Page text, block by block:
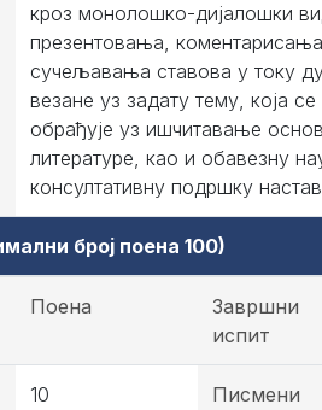
кроз монолошко-дијалошки
презентовања,
сучељавања ставова у току
везане уз задату тему, која
обрађује уз ишчитавање
литературе, као и обавезну
консултативну подршку
број поена 100)
Поена
Завршни
испит
10
Писмени